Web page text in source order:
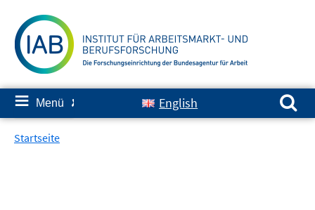
zum
Inhalt
≡ Menü ✘ English
Suchen nach:
Startseite